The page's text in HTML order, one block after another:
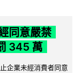
同意嚴禁
345 萬
企業未經消費者同意